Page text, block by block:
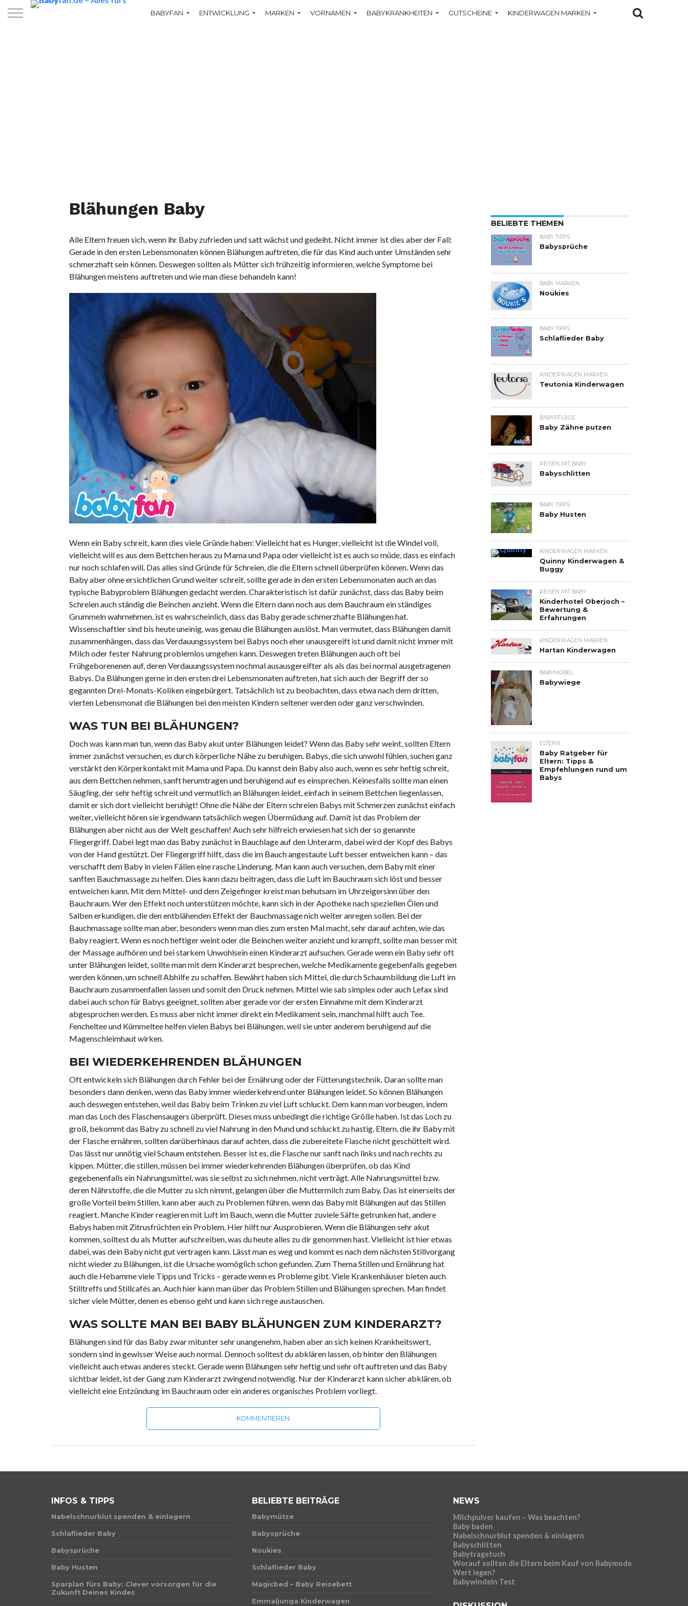
BABYFAN ENTWICKLUNG MARKEN VORNAMEN BABYKRANKHEITEN GUTSCHEINE KINDERWAGEN MARKEN
Blähungen Baby
Alle Eltern freuen sich, wenn ihr Baby zufrieden und satt wächst und gedeiht. Nicht immer ist dies aber der Fall:
Gerade in den ersten Lebensmonaten können Blähungen auftreten, die für das Kind auch unter Umständen sehr
schmerzhaft sein können. Deswegen sollten als Mütter sich frühzeitig informieren, welche Symptome bei
Blähungen meistens auftreten und wie man diese behandeln kann!
Wenn ein Baby schreit, kann dies viele Gründe haben: Vielleicht hat es Hunger, vielleicht ist die Windel voll,
vielleicht will es aus dem Bettchen heraus zu Mama und Papa oder vielleicht ist es auch so müde, dass es einfach
nur noch schlafen will. Das alles sind Gründe für Schreien, die die Eltern schnell überprüfen können. Wenn das
Baby aber ohne ersichtlichen Grund weiter schreit, sollte gerade in den ersten Lebensmonaten auch an das
typische Babyproblem Blähungen gedacht werden. Charakteristisch ist dafür zunächst, dass das Baby beim
Schreien auch ständig die Beinchen anzieht. Wenn die Eltern dann noch aus dem Bauchraum ein ständiges
Grummeln wahrnehmen, ist es wahrscheinlich, dass das Baby gerade schmerzhafte Blähungen hat.
Wissenschaftler sind bis heute uneinig, was genau die Blähungen auslöst. Man vermutet, dass Blähungen damit
zusammenhängen, dass das Verdauungssystem bei Babys noch eher unausgereift ist und damit nicht immer mit
Milch oder fester Nahrung problemlos umgehen kann. Deswegen treten Blähungen auch oft bei
Frühgeborenenen auf, deren Verdauungssystem nochmal ausausgereifter als als das bei normal ausgetragenen
Babys. Da Blähungen gerne in den ersten drei Lebensmonaten auftreten, hat sich auch der Begriff der so
gegannten Drei-Monats-Koliken eingebürgert. Tatsächlich ist zu beobachten, dass etwa nach dem dritten,
vierten Lebensmonat die Blähungen bei den meisten Kindern seltener werden oder ganz verschwinden.
WAS TUN BEI BLÄHUNGEN?
Doch was kann man tun, wenn das Baby akut unter Blähungen leidet? Wenn das Baby sehr weint, sollten Eltern
immer zunächst versuchen, es durch körperliche Nähe zu beruhigen. Babys, die sich unwohl fühlen, suchen ganz
verstärkt den Körperkontakt mit Mama und Papa. Du kannst dein Baby also auch, wenn es sehr heftig schreit,
aus dem Bettchen nehmen, sanft herumtragen und beruhigend auf es einsprechen. Keinesfalls sollte man einen
Säugling, der sehr heftig schreit und vermutlich an Blähungen leidet, einfach in seinem Bettchen liegenlassen,
damit er sich dort vielleicht beruhigt! Ohne die Nähe der Eltern schreien Babys mit Schmerzen zunächst einfach
weiter, vielleicht hören sie irgendwann tatsächlich wegen Übermüdung auf. Damit ist das Problem der
Blähungen aber nicht aus der Welt geschaffen! Auch sehr hilfreich erwiesen hat sich der so genannte
Fliegergriff. Dabei legt man das Baby zunächst in Bauchlage auf den Unterarm, dabei wird der Kopf des Babys
von der Hand gestützt. Der Fliegergriff hilft, dass die im Bauch angestaute Luft besser entweichen kann – das
verschafft dem Baby in vielen Fällen eine rasche Linderung. Man kann auch versuchen, dem Baby mit einer
sanften Bauchmassage zu helfen. Dies kann dazu beitragen, dass die Luft im Bauchraum sich löst und besser
entweichen kann. Mit dem Mittel- und dem Zeigefinger kreist man behutsam im Uhrzeigersinn über den
Bauchraum. Wer den Effekt noch unterstützen möchte, kann sich in der Apotheke nach speziellen Ölen und
Salben erkundigen, die den entblähenden Effekt der Bauchmassage nich weiter anregen sollen. Bei der
Bauchmassage sollte man aber, besonders wenn man dies zum ersten Mal macht, sehr darauf achten, wie das
Baby reagiert. Wenn es noch heftiger weint oder die Beinchen weiter anzieht und krampft, sollte man besser mit
der Massage aufhören und bei starkem Unwohlsein einen Kinderarzt aufsuchen. Gerade wenn ein Baby sehr oft
unter Blähungen leidet, sollte man mit dem Kinderarzt besprechen, welche Medikamente gegebenfalls gegeben
werden können, um schnell Abhilfe zu schaffen. Bewährt haben sich Mittel, die durch Schaumbildung die Luft im
Bauchraum zusammenfallen lassen und somit den Druck nehmen. Mittel wie sab simplex oder auch Lefax sind
dabei auch schon für Babys geeignet, sollten aber gerade vor der ersten Einnahme mit dem Kinderarzt
abgesprochen werden. Es muss aber nicht immer direkt ein Medikament sein, manchmal hilft auch Tee.
Fencheltee und Kümmeltee helfen vielen Babys bei Blähungen, weil sie unter anderem beruhigend auf die
Magenschleimhaut wirken.
BEI WIEDERKEHRENDEN BLÄHUNGEN
Oft entwickeln sich Blähungen durch Fehler bei der Ernährung oder der Fütterungstechnik. Daran sollte man
besonders dann denken, wenn das Baby immer wiederkehrend unter Blähungen leidet. So können Blähungen
auch deswegen entstehen, weil das Baby beim Trinken zu viel Luft schluckt. Dem kann man vorbeugen, indem
man das Loch des Flaschensaugers überprüft. Dieses muss unbedingt die richtige Größe haben. Ist das Loch zu
groß, bekommt das Baby zu schnell zu viel Nahrung in den Mund und schluckt zu hastig. Eltern, die ihr Baby mit
der Flasche ernähren, sollten darüberhinaus darauf achten, dass die zubereitete Flasche nicht geschüttelt wird.
Das lässt nur unnötig viel Schaum entstehen. Besser ist es, die Flasche nur sanft nach links und nach rechts zu
kippen. Mütter, die stillen, müssen bei immer wiederkehrenden Blähungen überprüfen, ob das Kind
gegebenenfalls ein Nahrungsmittel, was sie selbst zu sich nehmen, nicht verträgt. Alle Nahrungsmittel bzw.
deren Nährstoffe, die die Mutter zu sich nimmt, gelangen über die Muttermilch zum Baby. Das ist einerseits der
große Vorteil beim Stillen, kann aber auch zu Problemen führen, wenn das Baby mit Blähungen auf das Stillen
reagiert. Manche Kinder reagieren mit Luft im Bauch, wenn die Mutter zuviele Säfte getrunken hat, andere
Babys haben mit Zitrusfrüchten ein Problem. Hier hilft nur Ausprobieren. Wenn die Blähungen sehr akut
kommen, solltest du als Mutter aufschreiben, was du heute alles zu dir genommen hast. Vielleicht ist hier etwas
dabei, was dein Baby nicht gut vertragen kann. Lässt man es weg und kommt es nach dem nächsten Stillvorgang
nicht wieder zu Blähungen, ist die Ursache womöglich schon gefunden. Zum Thema Stillen und Ernährung hat
auch die Hebamme viele Tipps und Tricks – gerade wenn es Probleme gibt. Viele Krankenhäuser bieten auch
Stilltreffs und Stillcafés an. Auch hier kann man über das Problem Stillen und Blähungen sprechen. Man findet
sicher viele Mütter, denen es ebenso geht und kann sich rege austauschen.
WAS SOLLTE MAN BEI BABY BLÄHUNGEN ZUM KINDERARZT?
Blähungen sind für das Baby zwar mitunter sehr unangenehm, haben aber an sich keinen Krankheitswert,
sondern sind in gewisser Weise auch normal. Dennoch solltest du abklären lassen, ob hinter den Blähungen
vielleicht auch etwas anderes steckt. Gerade wenn Blähungen sehr heftig und sehr oft auftreten und das Baby
sichtbar leidet, ist der Gang zum Kinderarzt zwingend notwendig. Nur der Kinderarzt kann sicher abklären, ob
vielleicht eine Entzündung im Bauchraum oder ein anderes organisches Problem vorliegt.
KOMMENTIEREN
BELIEBTE THEMEN
BABY TIPPS
Babysprüche
BABY MARKEN
Noukies
BABY TIPPS
Schlaflieder Baby
KINDERWAGEN MARKEN
Teutonia Kinderwagen
BABYPFLEGE
Baby Zähne putzen
REISEN MIT BABY
Babyschlitten
BABY TIPPS
Baby Husten
KINDERWAGEN MARKEN
Quinny Kinderwagen &
Buggy
REISEN MIT BABY
Kinderhotel Oberjoch –
Bewertung &
Erfahrungen
KINDERWAGEN MARKEN
Hartan Kinderwagen
BABYMÖBEL
Babywiege
ELTERN
Baby Ratgeber für
Eltern: Tipps &
Empfehlungen rund um
Babys
INFOS & TIPPS
Nabelschnurblut spenden & einlagern
Schlaflieder Baby
Babysprüche
Baby Husten
Sparplan fürs Baby: Clever vorsorgen für die
Zukunft Deines Kindes
BELIEBTE BEITRÄGE
Babymütze
Babysprüche
Noukies
Schlaflieder Baby
Magicbed – Baby Reisebett
Emmaljunga Kinderwagen
NEWS
Milchpulver kaufen – Was beachten?
Baby baden
Nabelschnurblut spenden & einlagern
Babyschlitten
Babytragetuch
Worauf sollten die Eltern beim Kauf von Babymode
Wert legen?
Babywindeln Test